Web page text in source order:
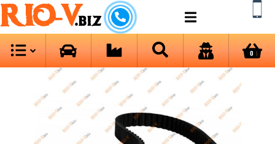
RIO-V.biz
0